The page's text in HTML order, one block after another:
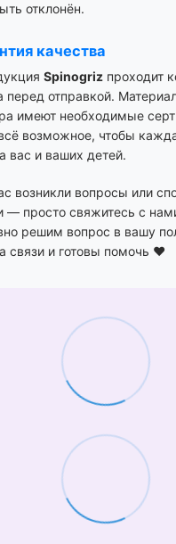
отклонён.
качества
Spinogriz проходит
перед отправкой.
имеют необходимые
возможное, чтобы
вас и ваших детей.
возникли вопросы или
— просто свяжитесь с
решим вопрос в вашу
связи и готовы помочь ❤️